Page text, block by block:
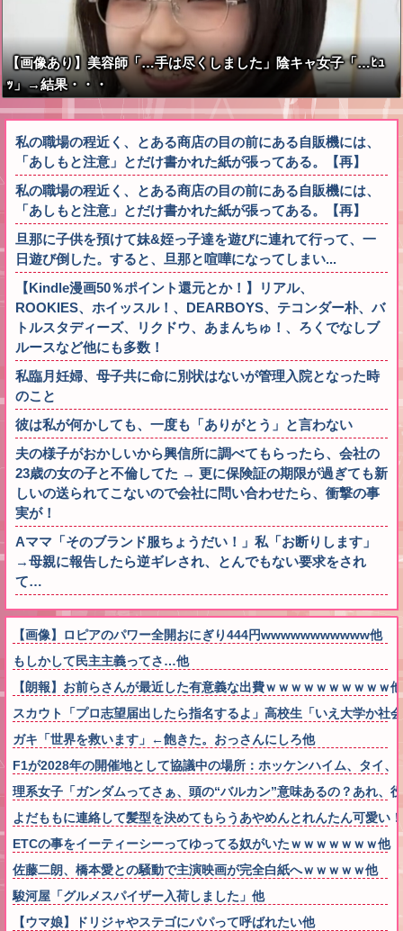
【画像あり】美容師「…手は尽くしました」陰キャ女子「…ﾋｭ
ｯ」→結果・・・
私の職場の程近く、とある商店の目の前にある自販機には、
「あしもと注意」とだけ書かれた紙が張ってある。【再】
私の職場の程近く、とある商店の目の前にある自販機には、
「あしもと注意」とだけ書かれた紙が張ってある。【再】
旦那に子供を預けて妹&姪っ子達を遊びに連れて行って、一
日遊び倒した。すると、旦那と喧嘩になってしまい...
【Kindle漫画50％ポイント還元とか！】リアル、
ROOKIES、ホイッスル！、DEARBOYS、テコンダー朴、バ
トルスタディーズ、リクドウ、あまんちゅ！、ろくでなしブ
ルースなど他にも多数！
私臨月妊婦、母子共に命に別状はないが管理入院となった時
のこと
彼は私が何かしても、一度も「ありがとう」と言わない
夫の様子がおかしいから興信所に調べてもらったら、会社の
23歳の女の子と不倫してた → 更に保険証の期限が過ぎても新
しいの送られてこないので会社に問い合わせたら、衝撃の事
実が！
Aママ「そのブランド服ちょうだい！」私「お断りします」
→母親に報告したら逆ギレされ、とんでもない要求をされ
て…
【画像】ロピアのパワー全開おにぎり444円wwwwwwwwwww他
もしかして民主主義ってさ…他
【朗報】お前らさんが最近した有意義な出費ｗｗｗｗｗｗｗｗｗｗ他
スカウト「プロ志望届出したら指名するよ」高校生「いえ大学か社
ガキ「世界を救います」←飽きた。おっさんにしろ他
F1が2028年の開催地として協議中の場所：ホッケンハイム、タイ
理系女子「ガンダムってさぁ、頭の“バルカン”意味あるの？あれ、
よだももに連絡して髪型を決めてもらうあやめんとれんたん可愛い
ETCの事をイーティーシーってゆってる奴がいたｗｗｗｗｗｗｗ他
佐藤二朗、橋本愛との騒動で主演映画が完全白紙へｗｗｗｗｗ他
駿河屋「グルメスパイザー入荷しました」他
【ウマ娘】ドリジャやステゴにパパって呼ばれたい他